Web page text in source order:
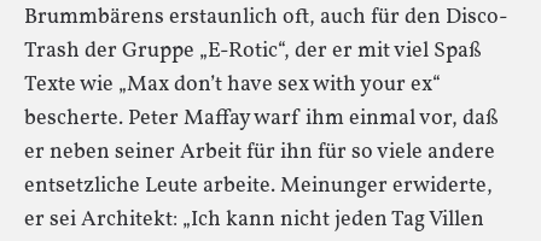
Brummbärens erstaunlich oft, auch für den Disco-
Trash der Gruppe „E-Rotic“, der er mit viel Spaß
Texte wie „Max don’t have sex with your ex“
bescherte. Peter Maffay warf ihm einmal vor, daß
er neben seiner Arbeit für ihn für so viele andere
entsetzliche Leute arbeite. Meinunger erwiderte,
er sei Architekt: „Ich kann nicht jeden Tag Villen